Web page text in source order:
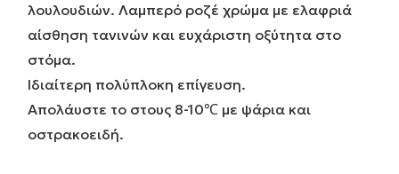
λουλουδιών. Λαμπερό ροζέ χρώμα με ελαφριά
αίσθηση τανινών και ευχάριστη οξύτητα στο
στόμα.
Ιδιαίτερη πολύπλοκη επίγευση.
Απολάυστε το στους 8-10℃ με ψάρια και
οστρακοειδή.